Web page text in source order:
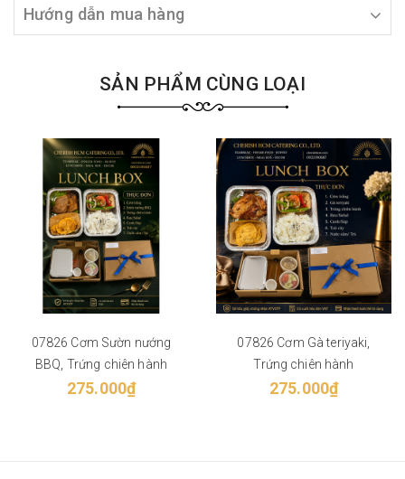
Hướng dẫn mua hàng
SẢN PHẨM CÙNG LOẠI
07826 Cơm Sườn nướng
BBQ, Trứng chiên hành
275.000₫
07826 Cơm Gà teriyaki,
Trứng chiên hành
275.000₫